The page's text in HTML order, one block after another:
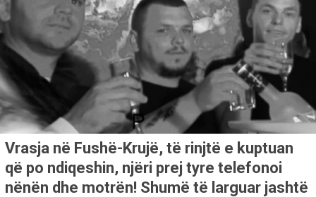
Vrasja në Fushë-Krujë, të rinjtë e kuptuan
që po ndiqeshin, njëri prej tyre telefonoi
nënën dhe motrën! Shumë të larguar jashtë